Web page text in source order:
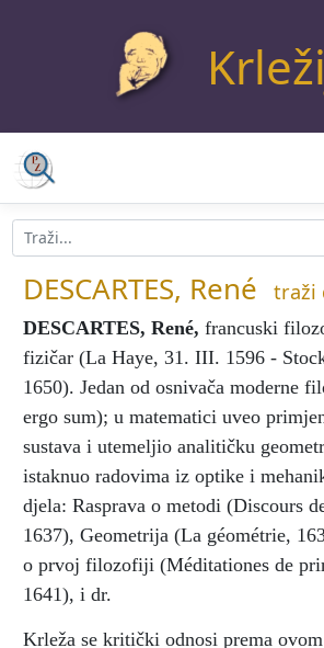
DESCARTES, René traži
DESCARTES, René, francuski
fizičar (La Haye, 31. III. 1596 -
1650). Jedan od osnivača moderne
ergo sum); u matematici uveo
sustava i utemeljio analitičku
istaknuo radovima iz optike i
djela: Rasprava o metodi (Discours
1637), Geometrija (La géométrie,
o prvoj filozofiji (Méditationes de
1641), i dr.
Krleža se kritički odnosi prema